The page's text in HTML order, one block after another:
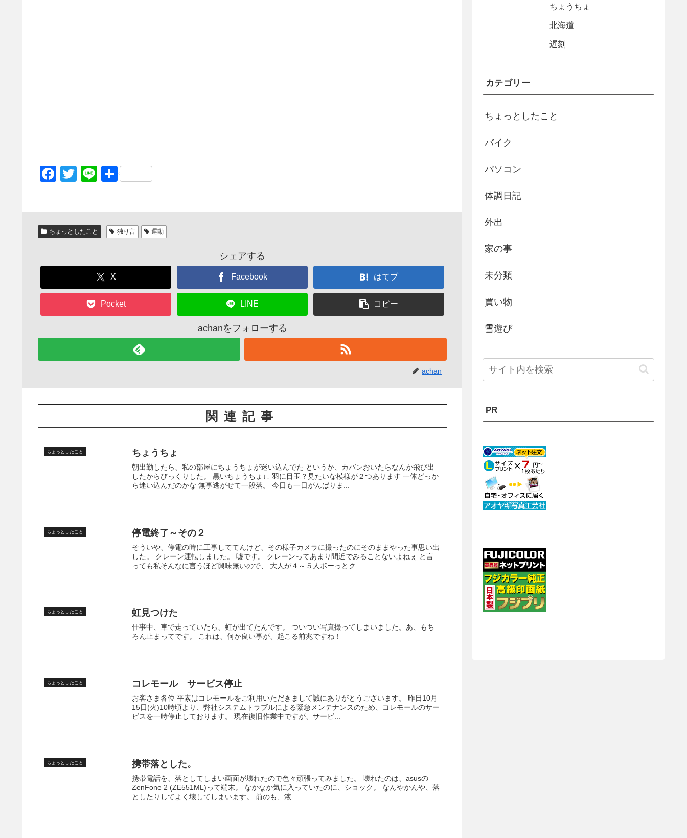
F
e
b
o
k
T
er
Li 共
ちょっとしたこと 独り言 運動
シェアする
X Facebook はてブ
Pocket LINE コピー
achanをフォローする
achan
関連記事
ちょっとしたこと ちょうちょ
朝出勤したら、私の部屋にちょうちょが迷い込んでた というか、カバンおいたらなんか飛び出
したからびっくりした。 黒いちょうちょ↓↓ 羽に目玉？見たいな模様が２つあります 一体どっか
ら迷い込んだのかな 無事逃がせて一段落。 今日も一日がんばりま...
ちょっとしたこと 停電終了～その２
そういや、停電の時に工事しててんけど、その様子カメラに撮ったのにそのままやった事思い出
した。 クレーン運転しました。 嘘です。 クレーンってあまり間近でみることないよねぇ と言
っても私そんなに言うほど興味無いので、 大人が４～５人ボーっとク...
ちょっとしたこと 虹見つけた
仕事中、車で走っていたら、虹が出てたんです。 ついつい写真撮ってしまいました。あ、もち
ろん止まってです。 これは、何か良い事が、起こる前兆ですね！
ちょっとしたこと コレモール サービス停止
お客さま各位 平素はコレモールをご利用いただきまして誠にありがとうございます。 昨日10月
15日(火)10時頃より、弊社システムトラブルによる緊急メンテナンスのため、コレモールのサー
ビスを一時停止しております。 現在復旧作業中ですが、サービ...
ちょっとしたこと 携帯落とした。
携帯電話を、落としてしまい画面が壊れたので色々頑張ってみました。 壊れたのは、asusの
ZenFone 2 (ZE551ML)って端末。 なかなか気に入っていたのに、ショック。 なんやかんや、落
としたりしてよく壊してしまいます。 前のも、液...
ちょうちょ
北海道
遅刻
カテゴリー
ちょっとしたこと
バイク
パソコン
体調日記
外出
家の事
未分類
買い物
雪遊び
PR